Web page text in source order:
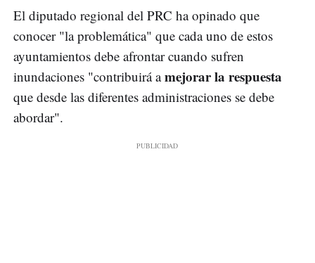
El diputado regional del PRC ha opinado que
conocer "la problemática" que cada uno de estos
ayuntamientos debe afrontar cuando sufren
inundaciones "contribuirá amejorar la respuesta
que desde las diferentes administraciones se debe
abordar".